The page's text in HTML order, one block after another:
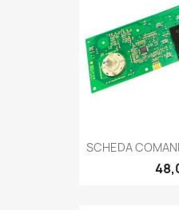
SCHEDA